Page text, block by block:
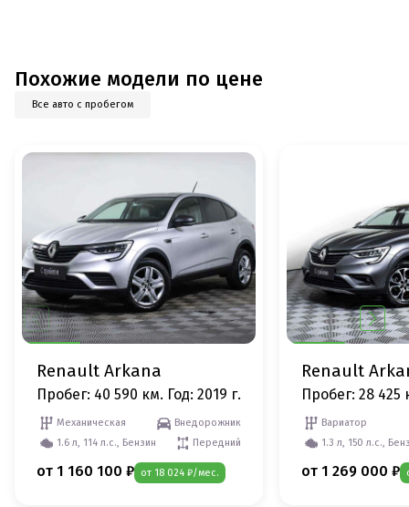
Похожие модели по цене
Все авто с пробегом
Renault Arkana
Пробег: 40 590 км. Год: 2019 г.
Механическая
Внедорожник
1.6 л, 114 л.с., Бензин
Передний
от 1 160 100 ₽ от 18 024 ₽/мес.
Renault
Пробег: 28 425
Вариатор
1.3 л, 150 л.с.,
от 1 269 000 ₽